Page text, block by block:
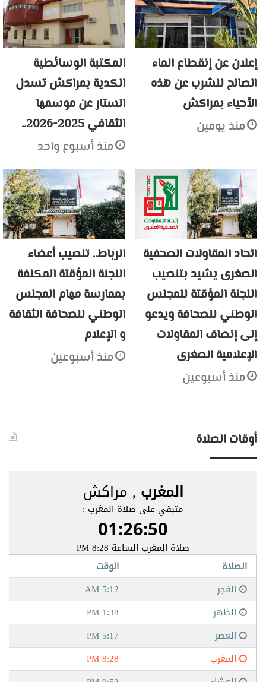
إعلان عن إنقطاع الماء
الصالح للشرب عن هذه
الأحياء بمراكش
منذ يومين
المكتبة الوسائطية
الكدية بمراكش تسدل
الستار عن موسمها
الثقافي 2025-2026..
منذ أسبوع واحد
اتحاد المقاولات الصحفية
الصغرى يشيد بتنصيب
اللجنة المؤقتة للمجلس
الوطني للصحافة ويدعو
إلى إنصاف المقاولات
الإعلامية الصغرى
منذ أسبوعين
الرباط.. تنصيب أعضاء
اللجنة المؤقتة المكلفة
بممارسة مهام المجلس
الوطني للصحافة الثقافة
و الإعلام
منذ أسبوعين
أوقات الصلاة